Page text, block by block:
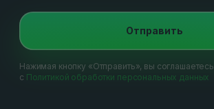
Отправить
Нажимая кнопку «Отправить», вы соглашаетесь
с Политикой обработки персональных данных